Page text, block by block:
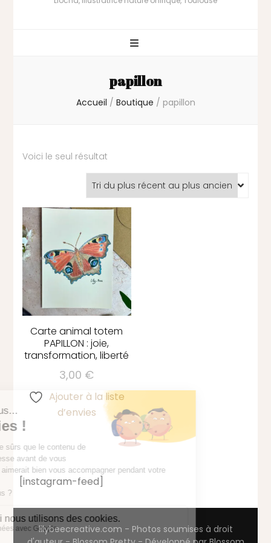
papillon
Accueil / Boutique / papillon
Voici le seul résultat
Carte animal totem
PAPILLON : joie,
transformation, liberté
3,00 €
Ajouter à la liste
d’envies
[instagram-feed]
lilybeecreative.com - Photos soumises à droit